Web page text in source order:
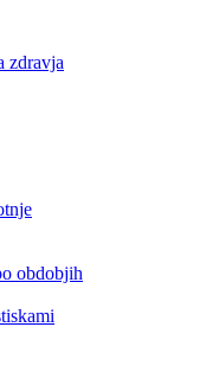
obdobjih